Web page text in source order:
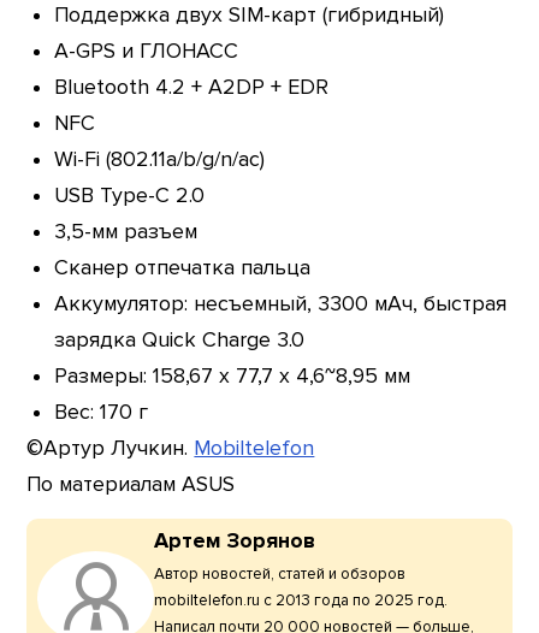
Поддержка двух SIM-карт (гибридный)
A-GPS и ГЛОНАСС
Bluetooth 4.2 + A2DP + EDR
NFC
Wi-Fi (802.11a/b/g/n/ac)
USB Type-C 2.0
3,5-мм разъем
Сканер отпечатка пальца
Аккумулятор: несъемный, 3300 мАч, быстрая
зарядка Quick Charge 3.0
Размеры: 158,67 x 77,7 x 4,6~8,95 мм
Вес: 170 г
©Артур Лучкин. Mobiltelefon
По материалам ASUS
Артем Зорянов
Автор новостей, статей и обзоров
mobiltelefon.ru с 2013 года по 2025 год.
Написал почти 20 000 новостей — больше,